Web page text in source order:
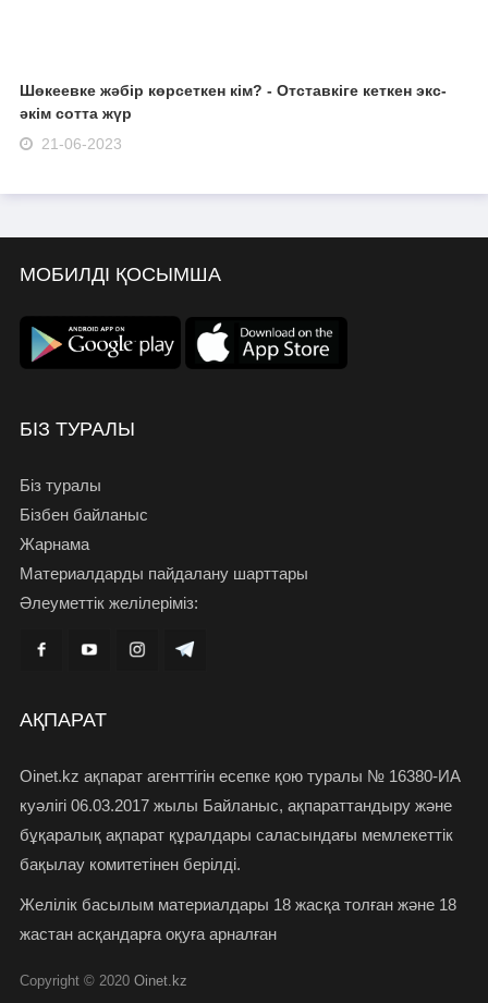
Шөкеевке жәбір көрсеткен кім? - Отставкіге кеткен экс-
әкім сотта жүр
21-06-2023
МОБИЛДІ ҚОСЫМША
БІЗ ТУРАЛЫ
Біз туралы
Бізбен байланыс
Жарнама
Материалдарды пайдалану шарттары
Әлеуметтік желілеріміз:
АҚПАРАТ
Oinet.kz ақпарат агенттігін есепке қою туралы № 16380-ИА
куәлігі 06.03.2017 жылы Байланыс, ақпараттандыру және
бұқаралық ақпарат құралдары саласындағы мемлекеттік
бақылау комитетінен берілді.
Желілік басылым материалдары 18 жасқа толған және 18
жастан асқандарға оқуға арналған
Copyright © 2020 Oinet.kz